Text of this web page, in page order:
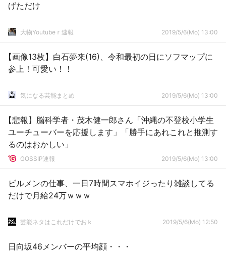
げただけ
大物Youtubeｒ速報 2019/5/6(Mo) 13:00
【画像13枚】白石夢来(16)、令和最初の日にソフマップに
参上！可愛い！！
気になる芸能まとめ 2019/5/6(Mo) 13:00
【悲報】脳科学者・茂木健一郎さん「沖縄の不登校小学生
ユーチューバーを応援します」「勝手にあれこれと推測す
るのはおかしい」
GOSSIP速報 2019/5/6(Mo) 13:00
ビルメンの仕事、一日7時間スマホイジったり雑談してる
だけで月給24万ｗｗｗ
芸能ネタはこれだけでおｋ 2019/5/6(Mo) 12:50
日向坂46メンバーの平均顔・・・